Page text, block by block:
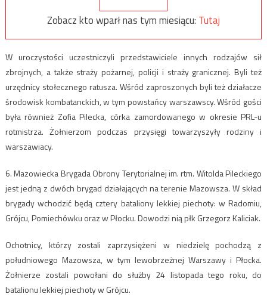
Zobacz kto wparł nas tym miesiącu: Tutaj
W uroczystości uczestniczyli przedstawiciele innych rodzajów sił
zbrojnych, a także straży pożarnej, policji i straży granicznej. Byli też
urzędnicy stołecznego ratusza. Wśród zaproszonych byli też działacze
środowisk kombatanckich, w tym powstańcy warszawscy. Wśród gości
była również Zofia Pilecka, córka zamordowanego w okresie PRL-u
rotmistrza. Żołnierzom podczas przysięgi towarzyszyły rodziny i
warszawiacy.
6. Mazowiecka Brygada Obrony Terytorialnej im. rtm. Witolda Pileckiego
jest jedną z dwóch brygad działających na terenie Mazowsza. W skład
brygady wchodzić będą cztery bataliony lekkiej piechoty: w Radomiu,
Grójcu, Pomiechówku oraz w Płocku. Dowodzi nią płk Grzegorz Kaliciak.
Ochotnicy, którzy zostali zaprzysiężeni w niedzielę pochodzą z
południowego Mazowsza, w tym lewobrzeżnej Warszawy i Płocka.
Żołnierze zostali powołani do służby 24 listopada tego roku, do
batalionu lekkiej piechoty w Grójcu.